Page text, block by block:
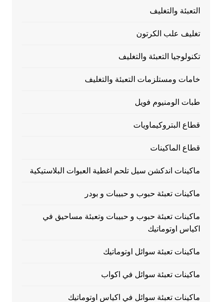
التعبئة والتغليف
تغليف علب الكرتون
تكنولوجيا التعبئة والتغليف
خامات ومستلزمات التعبئة والتغليف
طبات الومنيوم فويل
قطاع البتروكيماويات
قطاع الماكينات
ماكينات اندكشن سيل تلحم اغطية العبوات البلاستيكية
ماكينات تعبئة حبوب و حبيبات و بودر
ماكينات تعبئة حبوب و حبيبات وتعبئة مساحيق في
اكياس اوتوماتيك
ماكينات تعبئة سوائل اوتوماتيك
ماكينات تعبئة سوائل في اكواب
ماكينات تعبئة سوائل في اكياس اوتوماتيك